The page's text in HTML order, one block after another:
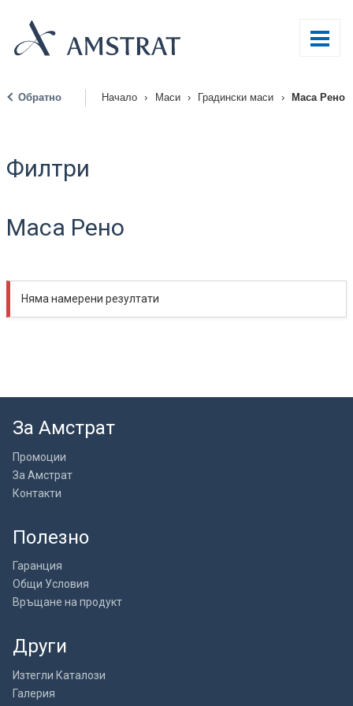
Обратно Начало › Маси › Градински маси › Маса Рено
Филтри
Маса Рено
Няма намерени резултати
За Амстрат
Промоции
За Амстрат
Контакти
Полезно
Гаранция
Общи Условия
Връщане на продукт
Други
Изтегли Каталози
Галерия